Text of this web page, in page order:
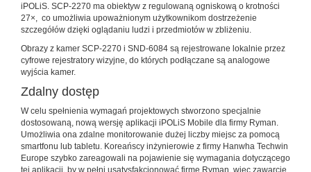
iPOLiS. SCP-2270 ma obiektyw z regulowaną ogniskową o krotności
27×, co umożliwia upoważnionym użytkownikom dostrzeżenie
szczegółów dzięki oglądaniu ludzi i przedmiotów w zbliżeniu.
Obrazy z kamer SCP-2270 i SND-6084 są rejestrowane lokalnie przez
cyfrowe rejestratory wizyjne, do których podłączane są analogowe
wyjścia kamer.
Zdalny dostęp
W celu spełnienia wymagań projektowych stworzono specjalnie
dostosowaną, nową wersję aplikacji iPOLiS Mobile dla firmy Ryman.
Umożliwia ona zdalne monitorowanie dużej liczby miejsc za pomocą
smartfonu lub tabletu. Koreańscy inżynierowie z firmy Hanwha Techwin
Europe szybko zareagowali na pojawienie się wymagania dotyczącego
tej aplikacji, by w pełni usatysfakcjonować firmę Ryman, więc zawarcie